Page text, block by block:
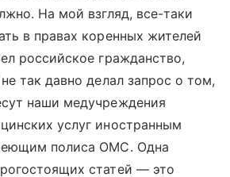
На мой взгляд, все-таки
в правах коренных жителей
российское гражданство,
так давно делал запрос о том,
наши медучреждения
услуг иностранным
полиса ОМС. Одна
статей — это